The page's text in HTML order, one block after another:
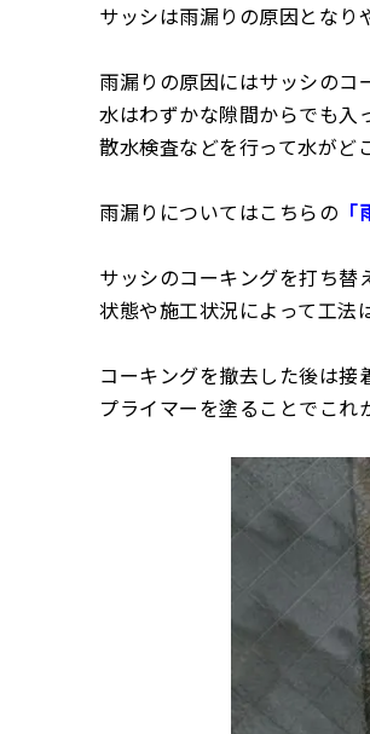
サッシは雨漏りの原因となり
雨漏りの原因にはサッシのコ
水はわずかな隙間からでも入
散水検査などを行って水がど
雨漏りについてはこちらの
サッシのコーキングを打ち替
状態や施工状況によって工法
コーキングを撤去した後は接
プライマーを塗ることでこれ